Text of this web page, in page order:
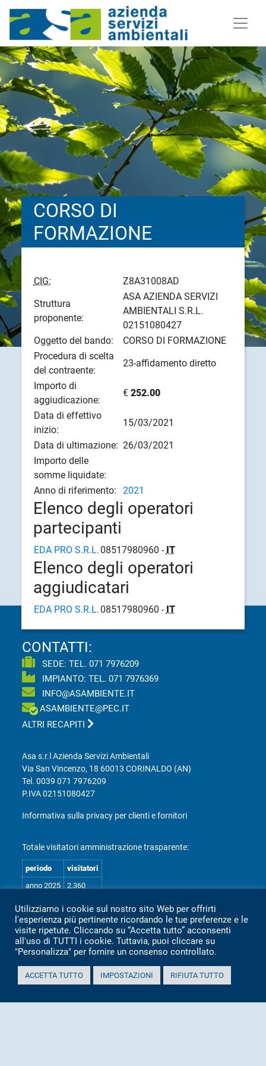
CORSO DI
FORMAZIONE
CIG:
Z8A31008AD
Struttura
proponente:
ASA AZIENDA SERVIZI
AMBIENTALI S.R.L.
02151080427
Oggetto del bando:
CORSO DI FORMAZIONE
Procedura di scelta
del contraente:
23-affidamento diretto
Importo di
aggiudicazione:
€ 252.00
Data di effettivo
inizio:
15/03/2021
Data di ultimazione: 26/03/2021
Importo delle
somme liquidate:
Anno di riferimento:
2021
Elenco degli operatori
partecipanti
EDA PRO S.R.L. 08517980960 - IT
Elenco degli operatori
aggiudicatari
EDA PRO S.R.L. 08517980960 - IT
CONTATTI:
SEDE: TEL.071 7976209
IMPIANTO: TEL.071 7976369
INFO@ASAMBIENTE.IT
ASAMBIENTE@PEC.IT
ALTRI RECAPITI
Asa s.r.l Azienda Servizi Ambientali
Via San Vincenzo, 18 60013 CORINALDO (AN)
Tel.0039 071 7976209
P.IVA 02151080427
Informativa sulla privacy per clienti e fornitori
Totale visitatori amministrazione trasparente:
periodo
visitatori
anno 2025
2.360
anno 2024
2.097
anno 2023
1.803
anno 2022
2.373
anno 2021
1.501
anno 2020
1.307
Mappa Amministrazione Trasparente (XML)
Utilizziamo i cookie sul nostro sito Web per offrirti
l'esperienza più pertinente ricordando le tue preferenze e le
visite ripetute. Cliccando su “Accetta tutto” acconsenti
all'uso di TUTTI i cookie. Tuttavia, puoi cliccare su
"Personalizza" per fornire un consenso controllato.
ACCETTA TUTTO IMPOSTAZIONI RIFIUTA TUTTO